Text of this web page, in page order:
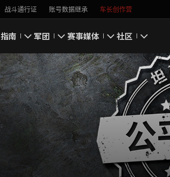
战斗通行证 账号数据继承 车长创作营
指南
新手指南
高级用户
完整指南
经济系统
游戏规则
军团
要塞
领土战
军团评级
军团页面
赛事媒体
游戏截图
游戏壁纸
游戏音乐
你好，吾久
万圣节
社区
我的资料
搜索玩家
官方自媒体